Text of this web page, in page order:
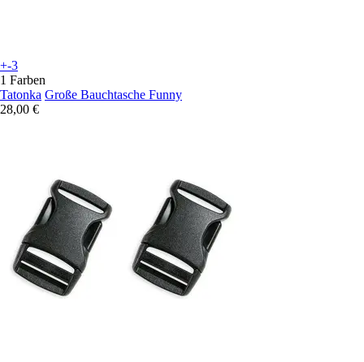
+-3
1 Farben
Tatonka Große Bauchtasche Funny
28,00 €